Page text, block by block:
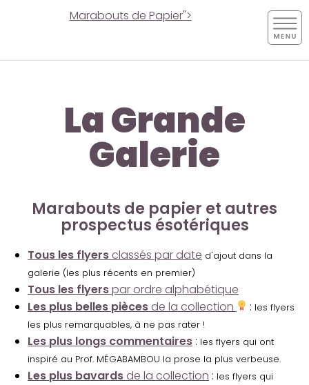
Marabouts de Papier">
La Grande
Galerie
Marabouts de papier et autres
prospectus ésotériques
Tous les flyers classés par date d'ajout dans la
galerie (les plus récents en premier)
Tous les flyerspar ordre alphabétique
Les plus belles pièces de la collection : les flyers
les plus remarquables, à ne pas rater !
Les plus longs commentaires : les flyers qui ont
inspiré au Prof. MÉGABAMBOU la prose la plus verbeuse.
Les plus bavards de la collection : les flyers qui